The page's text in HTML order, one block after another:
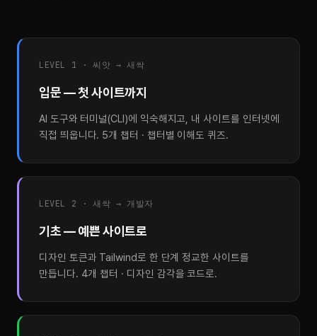
LEVEL 1 · 씨앗 → 새싹
입문 — 첫 사이트까지
AI 도구와 터미널(CLI)에 익숙해지고, 내 사이트를 인터넷에
직접 띄웁니다. 5개 챕터 · 챕터별 이해도 퀴즈.
LEVEL 2 · 새싹 → 개발자
기초 — 예쁜 사이트로
디자인 토큰과 Tailwind로 한 단계 정교한 사이트를
만듭니다. 4개 챕터 · 디자인 감각을 코드로.